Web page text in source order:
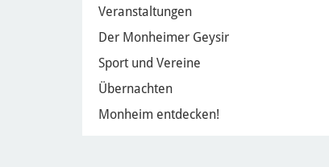
Veranstaltungen
Der Monheimer Geysir
Sport und Vereine
Übernachten
Monheim entdecken!